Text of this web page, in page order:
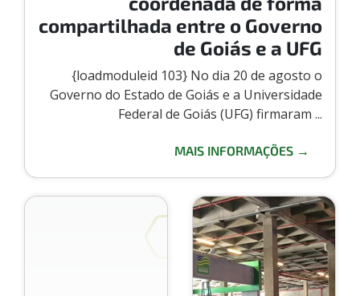
compartilhada entre o Governo
de Goiás e a UFG
{loadmoduleid 103} No dia 20 de agosto o
Governo do Estado de Goiás e a Universidade
Federal de Goiás (UFG) firmaram ...
MAIS INFORMAÇÕES →